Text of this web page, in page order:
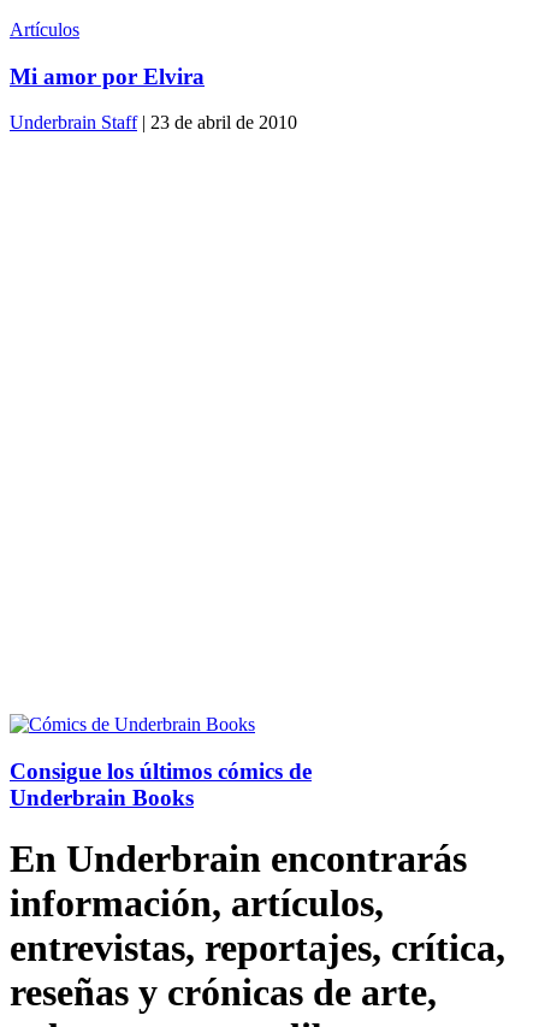
Artículos
Mi amor por Elvira
Underbrain Staff| 23 de abril de 2010
Consigue los últimos cómics de
Underbrain Books
En Underbrain encontrarás
información, artículos,
entrevistas, reportajes, crítica,
reseñas y crónicas de arte,